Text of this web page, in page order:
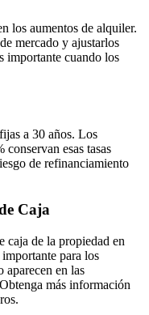
los aumentos de alquiler.
mercado y ajustarlos
importante cuando los
a 30 años. Los
esas tasas
de refinanciamiento
Caja
caja de la propiedad en
para los
aparecen en las
más información